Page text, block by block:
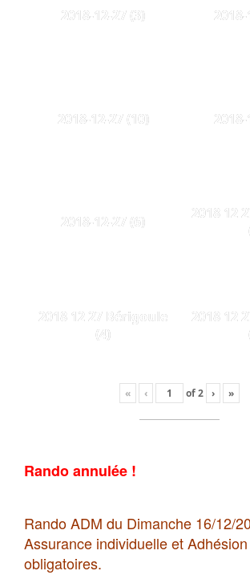
2018-12-27 (3)
2018-12-27 (10)
2018-12-27 (6)
2018 12
2018 12 27 Bérigoule
(4)
2018 12
« ‹ of2 › »
Rando annulée !
Rando ADM du Dimanche 16/12/
Assurance individuelle et
obligatoires.